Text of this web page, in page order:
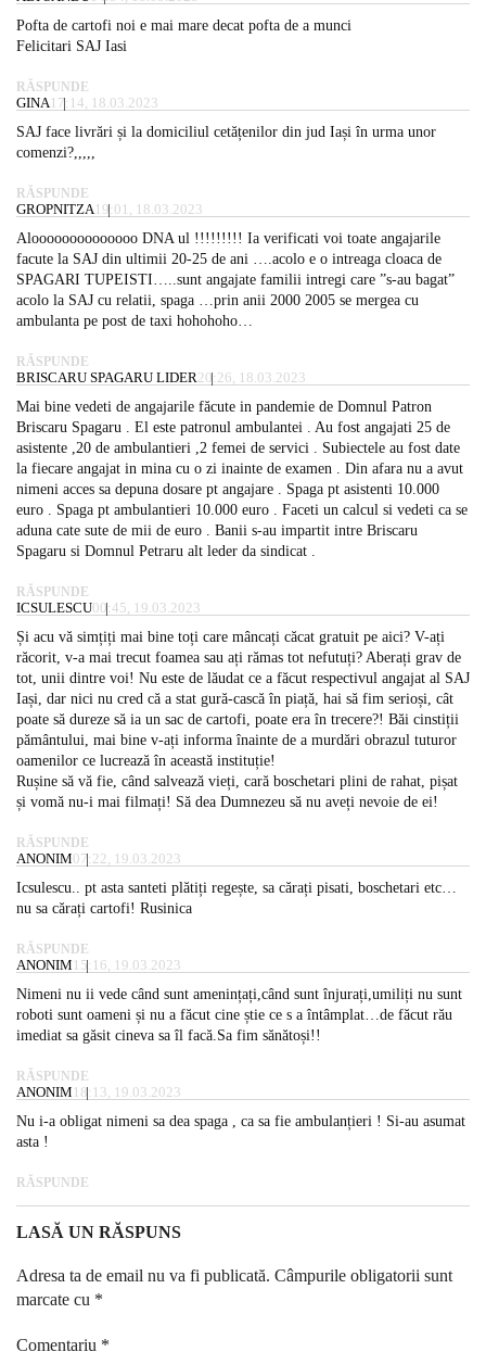
Pofta de cartofi noi e mai mare decat pofta de a munci
Felicitari SAJ Iasi
RĂSPUNDE
GINA17:14, 18.03.2023
SAJ face livrări și la domiciliul cetățenilor din jud Iași în urma unor
comenzi?,,,,,
RĂSPUNDE
GROPNITZA19:01, 18.03.2023
Aloooooooooooooo DNA ul !!!!!!!!! Ia verificati voi toate angajarile
facute la SAJ din ultimii 20-25 de ani ….acolo e o intreaga cloaca de
SPAGARI TUPEISTI…..sunt angajate familii intregi care ”s-au bagat”
acolo la SAJ cu relatii, spaga …prin anii 2000 2005 se mergea cu
ambulanta pe post de taxi hohohoho…
RĂSPUNDE
BRISCARU SPAGARU LIDER20:26, 18.03.2023
Mai bine vedeti de angajarile făcute in pandemie de Domnul Patron
Briscaru Spagaru . El este patronul ambulantei . Au fost angajati 25 de
asistente ,20 de ambulantieri ,2 femei de servici . Subiectele au fost date
la fiecare angajat in mina cu o zi inainte de examen . Din afara nu a avut
nimeni acces sa depuna dosare pt angajare . Spaga pt asistenti 10.000
euro . Spaga pt ambulantieri 10.000 euro . Faceti un calcul si vedeti ca se
aduna cate sute de mii de euro . Banii s-au impartit intre Briscaru
Spagaru si Domnul Petraru alt leder da sindicat .
RĂSPUNDE
ICSULESCU00:45, 19.03.2023
Și acu vă simțiți mai bine toți care mâncați căcat gratuit pe aici? V-ați
răcorit, v-a mai trecut foamea sau ați rămas tot nefutuți? Aberați grav de
tot, unii dintre voi! Nu este de lăudat ce a făcut respectivul angajat al SAJ
Iași, dar nici nu cred că a stat gură-cască în piață, hai să fim serioși, cât
poate să dureze să ia un sac de cartofi, poate era în trecere?! Băi cinstiții
pământului, mai bine v-ați informa înainte de a murdări obrazul tuturor
oamenilor ce lucrează în această instituție!
Rușine să vă fie, când salvează vieți, cară boschetari plini de rahat, pișat
și vomă nu-i mai filmați! Să dea Dumnezeu să nu aveți nevoie de ei!
RĂSPUNDE
ANONIM07:22, 19.03.2023
Icsulescu.. pt asta santeti plătiți regește, sa cărați pisati, boschetari etc…
nu sa cărați cartofi! Rusinica
RĂSPUNDE
ANONIM 15:16, 19.03.2023
Nimeni nu ii vede când sunt amenințați,când sunt înjurați,umiliți nu sunt
roboti sunt oameni și nu a făcut cine știe ce s a întâmplat…de făcut rău
imediat sa găsit cineva sa îl facă.Sa fim sănătoși!!
RĂSPUNDE
ANONIM 18:13, 19.03.2023
Nu i-a obligat nimeni sa dea spaga , ca sa fie ambulanțieri ! Si-au asumat
asta !
RĂSPUNDE
LASĂ UN RĂSPUNS
Adresa ta de email nu va fi publicată. Câmpurile obligatorii sunt
marcate cu *
Comentariu *